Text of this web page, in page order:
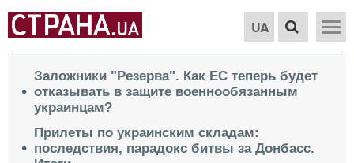
UA
Заложники "Резерва". Как ЕС теперь будет
отказывать в защите военнообязанным
украинцам?
Прилеты по украинским складам:
последствия, парадокс битвы за Донбасс.